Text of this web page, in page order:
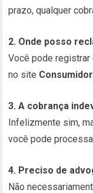
prazo, qualquer
2. Onde posso
Você pode registrar
no site
3. A cobrança
Infelizmente sim,
você pode
4. Preciso de
Não